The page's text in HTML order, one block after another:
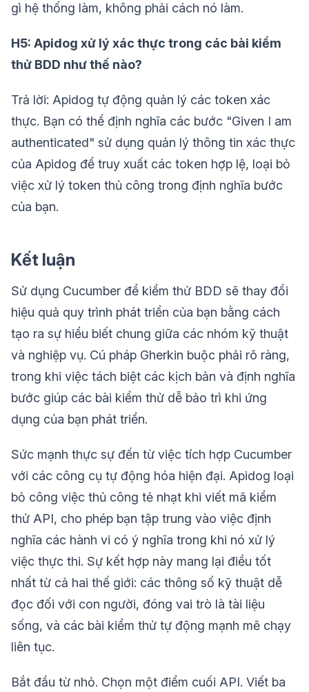
gì hệ thống làm, không phải cách nó làm.
H5: Apidog xử lý xác thực trong các bài kiểm
thử BDD như thế nào?
Trả lời: Apidog tự động quản lý các token xác
thực. Bạn có thể định nghĩa các bước "Given I am
authenticated" sử dụng quản lý thông tin xác thực
của Apidog để truy xuất các token hợp lệ, loại bỏ
việc xử lý token thủ công trong định nghĩa bước
của bạn.
Kết luận
Sử dụng Cucumber để kiểm thử BDD sẽ thay đổi
hiệu quả quy trình phát triển của bạn bằng cách
tạo ra sự hiểu biết chung giữa các nhóm kỹ thuật
và nghiệp vụ. Cú pháp Gherkin buộc phải rõ ràng,
trong khi việc tách biệt các kịch bản và định nghĩa
bước giúp các bài kiểm thử dễ bảo trì khi ứng
dụng của bạn phát triển.
Sức mạnh thực sự đến từ việc tích hợp Cucumber
với các công cụ tự động hóa hiện đại. Apidog loại
bỏ công việc thủ công tẻ nhạt khi viết mã kiểm
thử API, cho phép bạn tập trung vào việc định
nghĩa các hành vi có ý nghĩa trong khi nó xử lý
việc thực thi. Sự kết hợp này mang lại điều tốt
nhất từ cả hai thế giới: các thông số kỹ thuật dễ
đọc đối với con người, đóng vai trò là tài liệu
sống, và các bài kiểm thử tự động mạnh mẽ chạy
liên tục.
Bắt đầu từ nhỏ. Chọn một điểm cuối API. Viết ba